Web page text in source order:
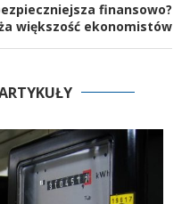
finansowo?
większość ekonomistów